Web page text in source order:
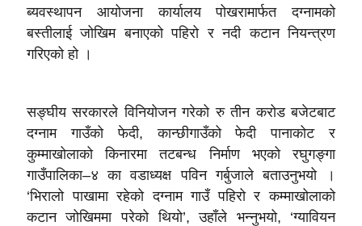
ब्यवस्थापन आयोजना कार्यालय पोखरामार्फत दग्नामको
बस्तीलाई जोखिम बनाएको पहिरो र नदी कटान नियन्त्रण
गरिएको हो ।
सङ्घीय सरकारले विनियोजन गरेको रु तीन करोड बजेटबाट
दग्नाम गाउँको फेदी, कान्छीगाउँको फेदी पानाकोट र
कुम्माखोलाको किनारमा तटबन्ध निर्माण भएको रघुगङ्गा
गाउँपालिका–४ का वडाध्यक्ष पविन गर्बुजाले बताउनुभयो ।
‘भिरालो पाखामा रहेको दग्नाम गाउँ पहिरो र कम्माखोलाको
कटान जोखिममा परेको थियो’, उहाँले भन्नुभयो, ‘ग्यावियन